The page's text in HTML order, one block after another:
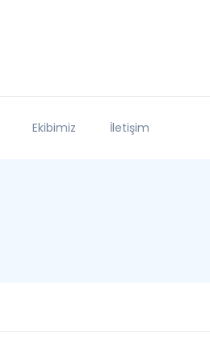
Ekibimiz İletişim